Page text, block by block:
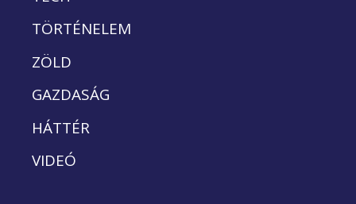
TÖRTÉNELEM
ZÖLD
GAZDASÁG
HÁTTÉR
VIDEÓ